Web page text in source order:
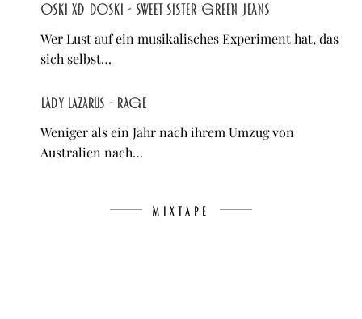
Oski XD Doski - Sweet Sister Green Jeans
Wer Lust auf ein musikalisches Experiment hat, das
sich selbst…
Lady Lazarus - RAGE
Weniger als ein Jahr nach ihrem Umzug von
Australien nach…
MIXTAPE